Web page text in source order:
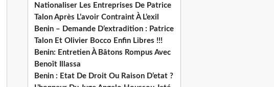
Nationaliser Les Entreprises De Patrice
Talon Après L’avoir Contraint À L’exil
Benin – Demande D’extradition : Patrice
Talon Et Olivier Bocco Enfin Libres !!!
Benin: Entretien À Bâtons Rompus Avec
Benoît Illassa
Benin : Etat De Droit Ou Raison D’etat ?